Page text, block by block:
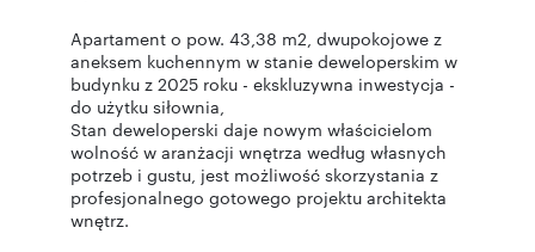
Apartament o pow. 43,38 m2, dwupokojowe z
aneksem kuchennym w stanie deweloperskim w
budynku z 2025 roku - ekskluzywna inwestycja -
do użytku siłownia,
Stan deweloperski daje nowym właścicielom
wolność w aranżacji wnętrza według własnych
potrzeb i gustu, jest możliwość skorzystania z
profesjonalnego gotowego projektu architekta
wnętrz.